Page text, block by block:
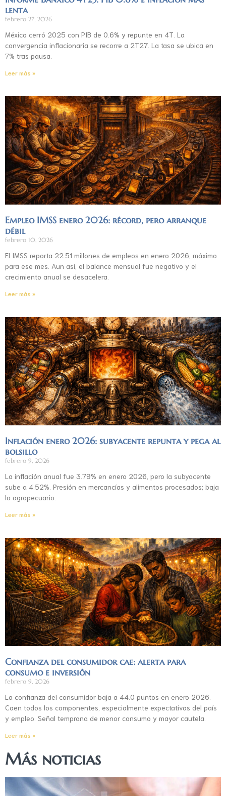
lenta
febrero 27, 2026
México cerró 2025 con PIB de 0.6% y repunte en 4T. La
convergencia inflacionaria se recorre a 2T27. La tasa se ubica en
7% tras pausa.
Leer más »
Empleo IMSS enero 2026: récord, pero arranque
débil
febrero 10, 2026
El IMSS reporta 22.51 millones de empleos en enero 2026, máximo
para ese mes. Aun así, el balance mensual fue negativo y el
crecimiento anual se desacelera.
Leer más »
Inflación enero 2026: subyacente repunta y pega al
bolsillo
febrero 9, 2026
La inflación anual fue 3.79% en enero 2026, pero la subyacente
sube a 4.52%. Presión en mercancías y alimentos procesados; baja
lo agropecuario.
Leer más »
Confianza del consumidor cae: alerta para
consumo e inversión
febrero 9, 2026
La confianza del consumidor baja a 44.0 puntos en enero 2026.
Caen todos los componentes, especialmente expectativas del país
y empleo. Señal temprana de menor consumo y mayor cautela.
Leer más »
Más noticias